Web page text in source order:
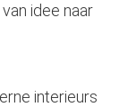
idee naar
interieurs